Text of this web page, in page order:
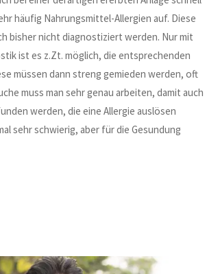
häufig Nahrungsmittel-Allergien auf. Diese
bisher nicht diagnostiziert werden. Nur mit
ist es z.Zt. möglich, die entsprechenden
müssen dann streng gemieden werden, oft
muss man sehr genau arbeiten, damit auch
werden, die eine Allergie auslösen
sehr schwierig, aber für die Gesundung